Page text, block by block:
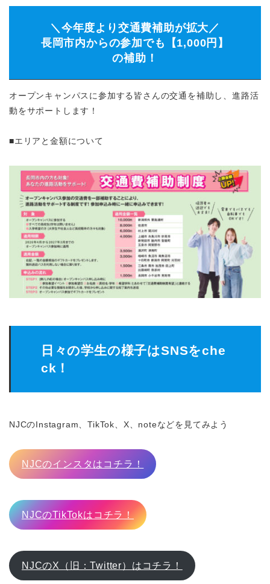
＼今年度より交通費補助が拡大／
長岡市内からの参加でも【1,000円】
の補助！
オープンキャンパスに参加する皆さんの交通を補助し、進路活
動をサポートします！
■エリアと金額について
日々の学生の様子はSNSをche
ck！
NJCのInstagram、TikTok、X、noteなどを見てみよう
NJCのインスタはコチラ！
NJCのTikTokはコチラ！
NJCのX（旧：Twitter）はコチラ！